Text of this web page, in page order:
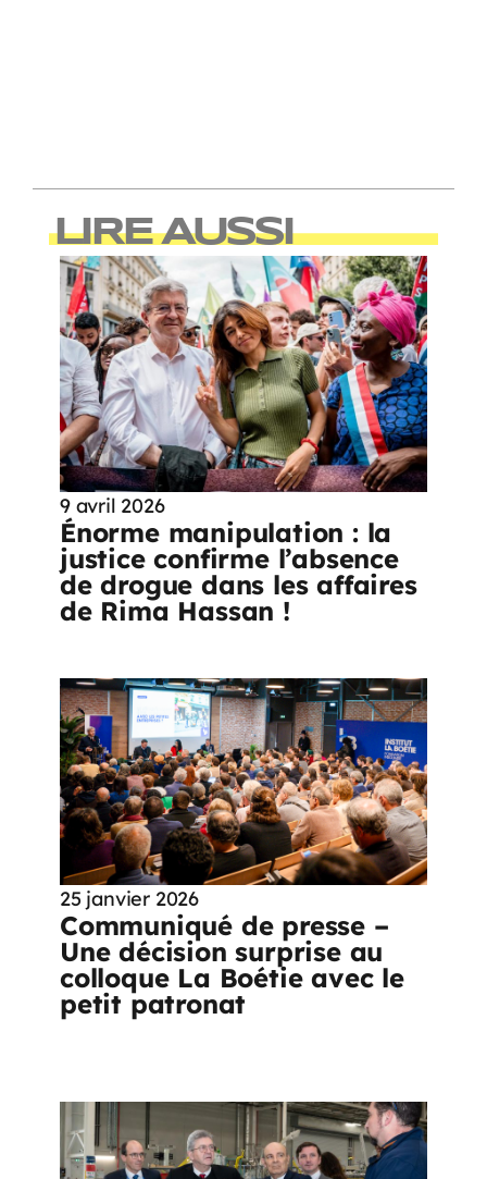
LIRE AUSSI
9 avril 2026
Énorme manipulation : la
justice confirme l’absence
de drogue dans les affaires
de Rima Hassan !
25 janvier 2026
Communiqué de presse –
Une décision surprise au
colloque La Boétie avec le
petit patronat